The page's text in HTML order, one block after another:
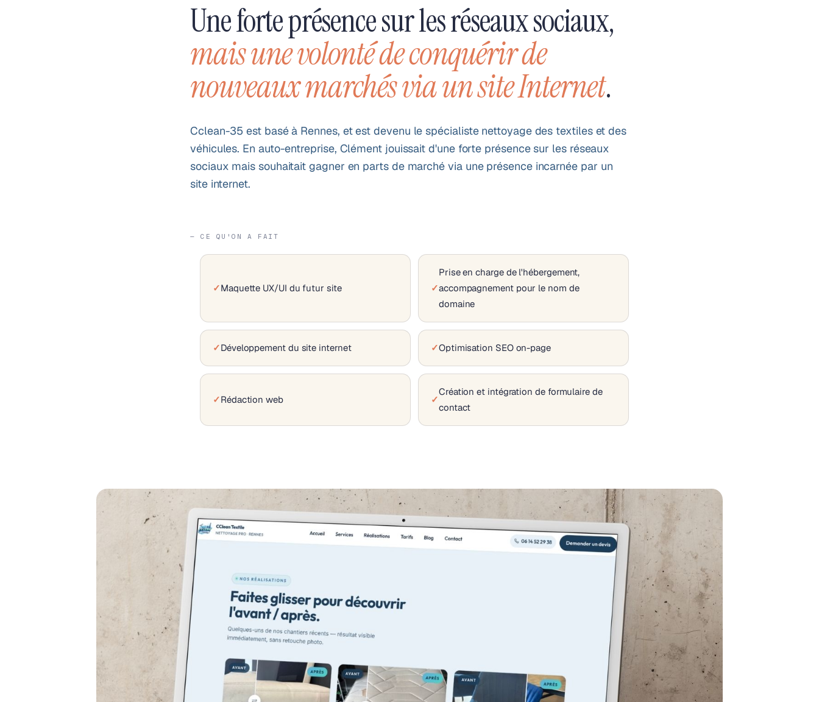
Une forte présence sur les réseaux sociaux,
mais une volonté de conquérir de
nouveaux marchés via un site Internet.
Cclean-35 est basé à Rennes, et est devenu le spécialiste nettoyage des textiles et des
véhicules. En auto-entreprise, Clément jouissait d'une forte présence sur les réseaux
sociaux mais souhaitait gagner en parts de marché via une présence incarnée par un
site internet.
— CE QU'ON A FAIT
Maquette UX/UI du futur site
Prise en charge de l'hébergement,
accompagnement pour le nom de
domaine
Développement du site internet Optimisation SEO on-page
Rédaction web
Création et intégration de formulaire de
contact